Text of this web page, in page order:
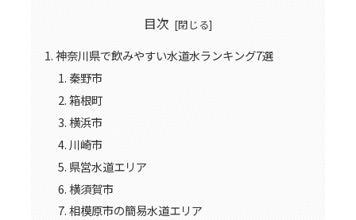
目次
神奈川県で飲みやすい水道水ランキング7選
秦野市
箱根町
横浜市
川崎市
県営水道エリア
横須賀市
相模原市の簡易水道エリア